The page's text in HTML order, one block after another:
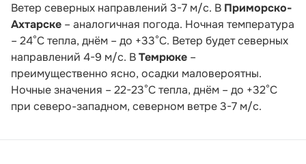
Ветер северных направлений 3-7 м/с. В Приморско-
Ахтарске – аналогичная погода. Ночная температура
– 24°С тепла, днём – до +33°С. Ветер будет северных
направлений 4-9 м/с. ВТемрюке –
преимущественно ясно, осадки маловероятны.
Ночные значения – 22-23°С тепла, днём – до +32°С
при северо-западном, северном ветре 3-7 м/с.